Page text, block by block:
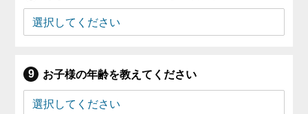
お子様の年齢を教えてください